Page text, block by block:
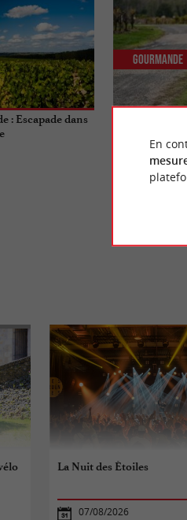
: Escapade dans
4,0 km -
Gourmande
La Nuit des Étoiles
07/08/2026
En